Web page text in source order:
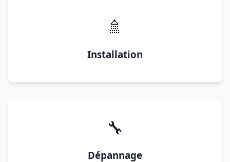
🚿
Installation
🔧
Dépannage